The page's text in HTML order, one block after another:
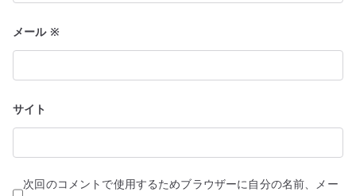
メール ※
サイト
次回のコメントで使用するためブラウザーに自分の名前、メー